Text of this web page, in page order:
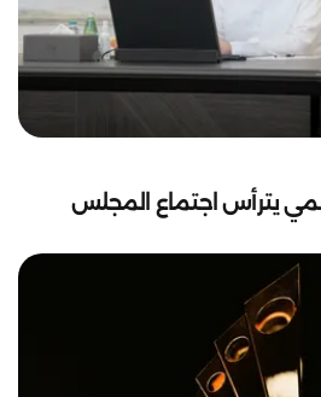
يترأس اجتماع المجلس